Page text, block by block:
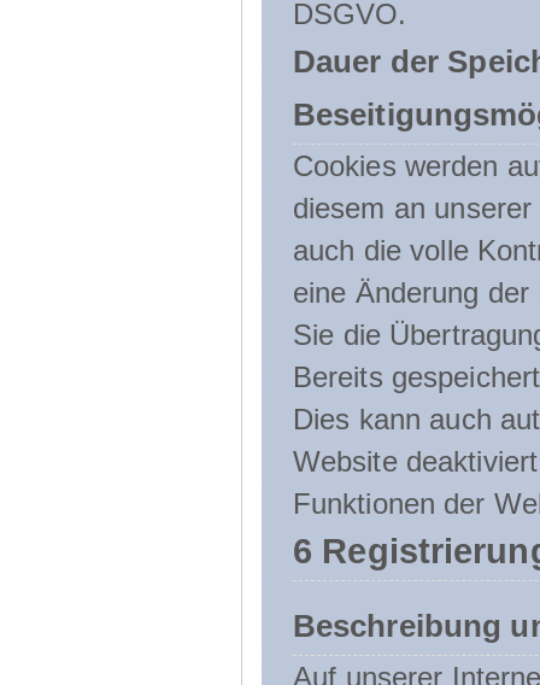
DSGVO.
Dauer der
Cookies werden
diesem an
auch die volle
eine Änderung
Sie die
Bereits
Dies kann auch
Website
Funktionen der
6
Beschreibung
Auf unserer